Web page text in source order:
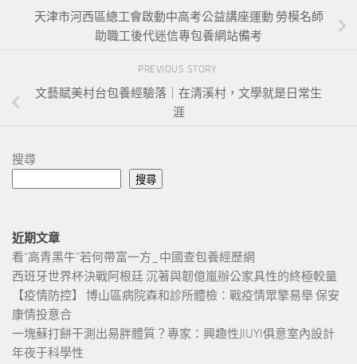
天津市河西區總工會啟動中高考公益講座運動 勞模名師
助職工後代迷信專包養網站備考
PREVIOUS STORY
文藝賦美村台包養經驗落｜在清溪村，文學就是日常生
涯
搜尋
搜尋
近期文章
看“高青黑牛”若何帶富一方_中國查包養經歷網
西班牙世界杯決戰阿根廷 沉著與韌億嵐辦公家具性的終極較量
【疫情防控】 博山區病院森和診所體檢：戰疫情眾擎易舉 保安
康情投意合
一塊蘇打餅干測出易胖體質？專家：興趣性JIUYI俱意室內設計
年夜于科學性